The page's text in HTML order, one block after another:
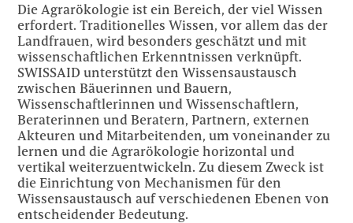
Die Agrarökologie ist ein Bereich, der viel Wissen
erfordert. Traditionelles Wissen, vor allem das der
Landfrauen, wird besonders geschätzt und mit
wissenschaftlichen Erkenntnissen verknüpft.
SWISSAID unterstützt den Wissensaustausch
zwischen Bäuerinnen und Bauern,
Wissenschaftlerinnen und Wissenschaftlern,
Beraterinnen und Beratern, Partnern, externen
Akteuren und Mitarbeitenden, um voneinander zu
lernen und die Agrarökologie horizontal und
vertikal weiterzuentwickeln. Zu diesem Zweck ist
die Einrichtung von Mechanismen für den
Wissensaustausch auf verschiedenen Ebenen von
entscheidender Bedeutung.